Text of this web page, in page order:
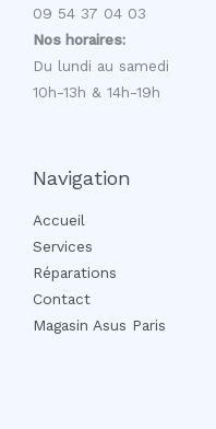
09 54 37 04 03
Nos horaires:
Du lundi au samedi
10h-13h & 14h-19h
Navigation
Accueil
Services
Réparations
Contact
Magasin Asus Paris